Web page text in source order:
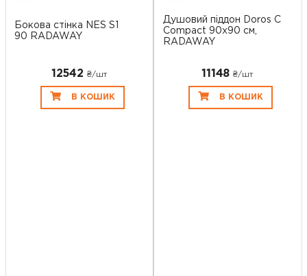
Бокова стінка NES S1
90 RADAWAY
12542 ₴/шт
В КОШИК
Душовий піддон Doros C
Compact 90x90 см,
RADAWAY
11148 ₴/шт
В КОШИК